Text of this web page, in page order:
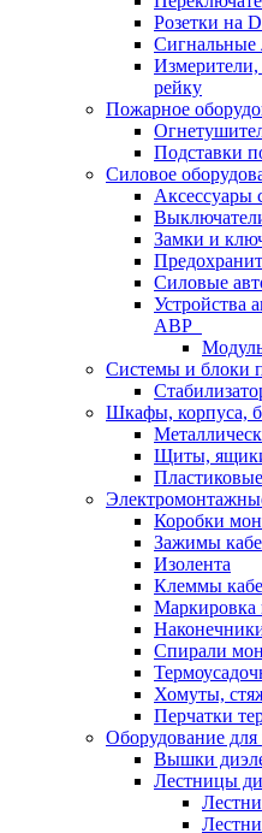
Розетки на
Сигнальные
рейку
Пожарное
Подставки
Силовое
Аксессуары
Замки и
Силовые
Устройства
АВР
Системы и блоки
Шкафы, корпуса,
Щиты,
Коробки
Зажимы
Изолента
Клеммы
Маркировка
Спирали
Хомуты,
Перчатки
Оборудование для
Вышки
Лестницы